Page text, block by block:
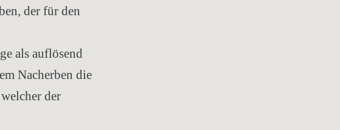
der für den
als auflösend
Nacherben die
der